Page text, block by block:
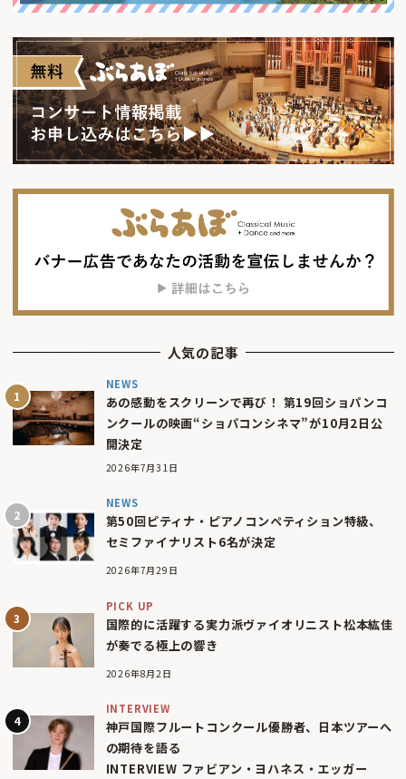
人気の記事
NEWS
あの感動をスクリーンで再び！ 第19回ショパンコ
ンクールの映画“ショパコンシネマ”が10月2日公
開決定
2026年7月31日
NEWS
第50回ピティナ・ピアノコンペティション特級、
セミファイナリスト6名が決定
2026年7月29日
PICK UP
国際的に活躍する実力派ヴァイオリニスト松本紘佳
が奏でる極上の響き
2026年8月2日
INTERVIEW
神戸国際フルートコンクール優勝者、日本ツアーへ
の期待を語る
INTERVIEW ファビアン・ヨハネス・エッガー